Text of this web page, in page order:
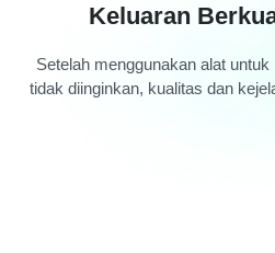
Keluaran
Setelah menggunakan alat
tidak diinginkan, kualitas dan